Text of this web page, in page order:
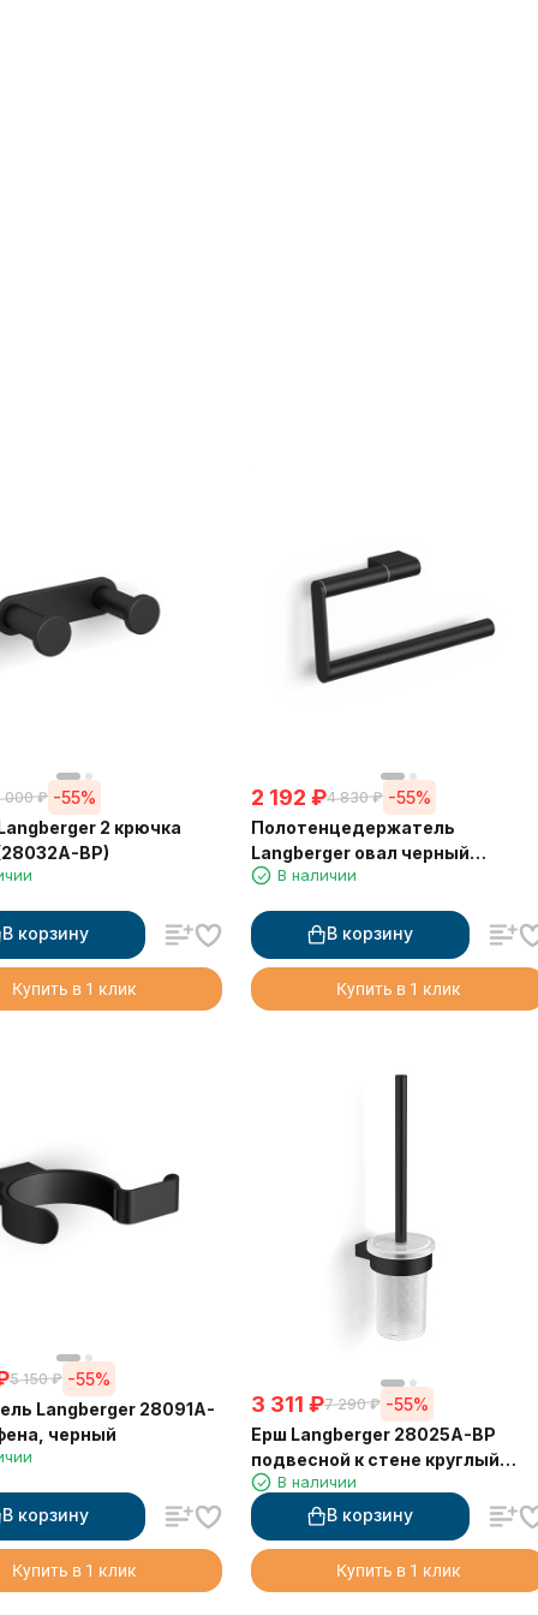
000 ₽ -55%
2 крючка
BP)
В корзину
Купить в 1 клик
2 192 ₽4 830 ₽ -55%
Полотенцедержатель
Langberger овал черный
(28038A-BP)
В наличии
В корзину
Купить в 1 клик
5 150 ₽ -55%
Langberger 28091A-
черный
В корзину
Купить в 1 клик
3 311 ₽7 290 ₽ -55%
Ерш Langberger 28025A-BP
подвесной к стене круглый
черный стекло
В наличии
В корзину
Купить в 1 клик